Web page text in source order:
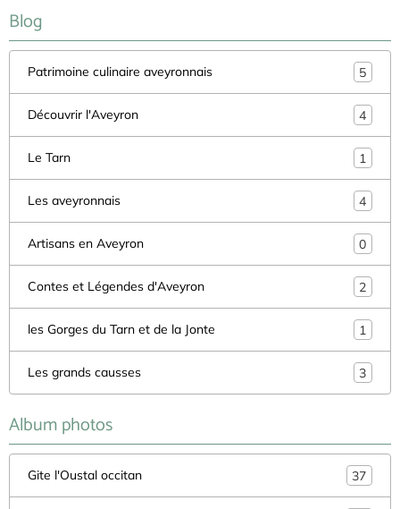
Blog
Patrimoine culinaire aveyronnais 5
Découvrir l'Aveyron 4
Le Tarn 1
Les aveyronnais 4
Artisans en Aveyron 0
Contes et Légendes d'Aveyron 2
les Gorges du Tarn et de la Jonte 1
Les grands causses 3
Album photos
Gite l'Oustal occitan 37